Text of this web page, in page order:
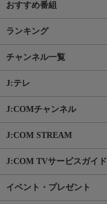
おすすめ番組
ランキング
チャンネル一覧
J:テレ
J:COMチャンネル
J:COM STREAM
J:COM TVサービスガイド
イベント・プレゼント